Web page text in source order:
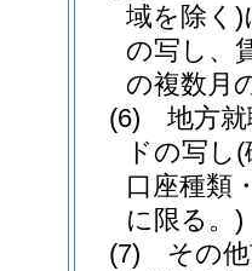
域を除く)
の写し、
の複数月
(6)
地方
ドの写し (
口座種類
に限る。)
(7)
その